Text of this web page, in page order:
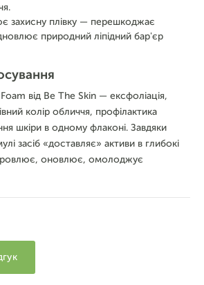
захисну плівку — перешкоджає
природний ліпідний бар'єр
від Be The Skin — ексфоліація,
колір обличчя, профілактика
шкіри в одному флаконі. Завдяки
засіб «доставляє» активи в глибокі
оновлює, омолоджує